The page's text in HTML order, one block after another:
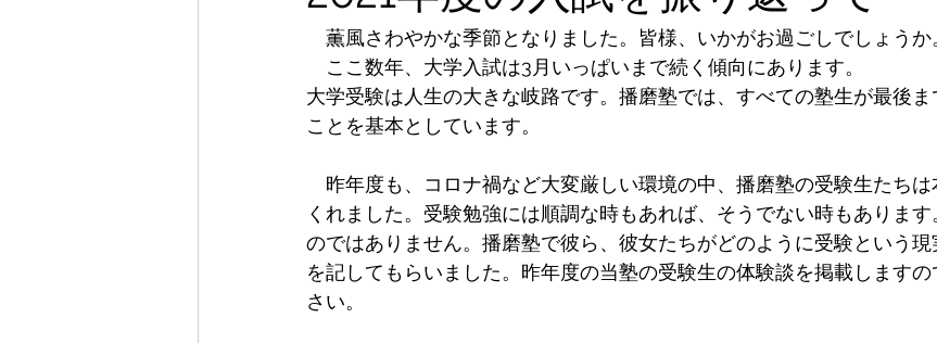
薫風さわやかな季節となりました。皆様、いかがお過ごしでしょうか
ここ数年、大学入試は3月いっぱいまで続く傾向にあります。
大学受験は人生の大きな岐路です。播磨塾では、すべての塾生が最後
ことを基本としています。
昨年度も、コロナ禍など大変厳しい環境の中、播磨塾の受験生たちは
くれました。受験勉強には順調な時もあれば、そうでない時もありま
のではありません。播磨塾で彼ら、彼女たちがどのように受験という
を記してもらいました。昨年度の当塾の受験生の体験談を掲載します
さい。